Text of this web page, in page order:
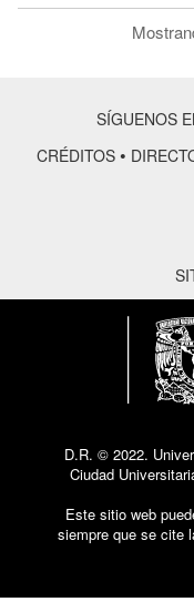
SÍGUENOS
CRÉDITOS •
D.R. © 2022.
Ciudad
Este sitio web
siempre que se cite